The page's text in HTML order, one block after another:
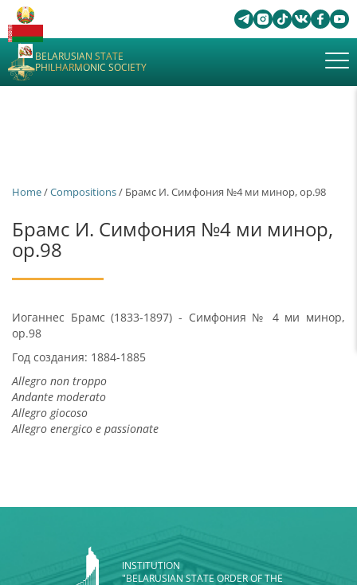
BELARUSIAN STATE
PHILHARMONIC SOCIETY
Home/Сompositions/ Брамс И. Симфония №4 ми минор, ор.98
Брамс И. Симфония №4 ми минор,
ор.98
Иоганнес Брамс (1833-1897) - Симфония № 4 ми минор,
ор.98
Год создания: 1884-1885
Allegro non troppo
Andante moderato
Allegro giocoso
Allegro energico e passionate
INSTITUTION
"BELARUSIAN STATE ORDER OF THE